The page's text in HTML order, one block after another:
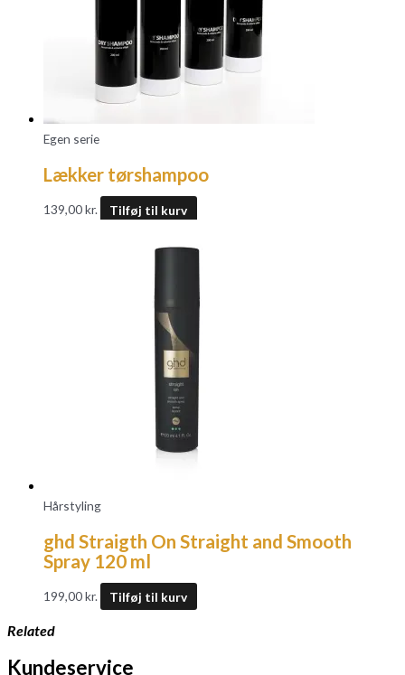
Egen serie
Lækker tørshampoo
139,00kr. Tilføj til kurv
Hårstyling
ghd Straigth On Straight and Smooth
Spray 120 ml
199,00kr. Tilføj til kurv
Related
Kundeservice